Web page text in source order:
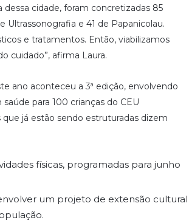
cidade, foram concretizadas 85
Ultrassonografia e 41 de Papanicolau.
e tratamentos. Então, viabilizamos
cuidado”, afirma Laura.
ano aconteceu a 3ª edição, envolvendo
para 100 crianças do CEU
que já estão sendo estruturadas dizem
físicas, programadas para junho
um projeto de extensão cultural